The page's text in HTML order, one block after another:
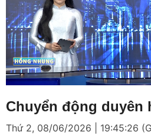
Mute Loaded:
2.19%
Chuyển động duyên
Thứ 2, 08/06/2026 | 19:45:26